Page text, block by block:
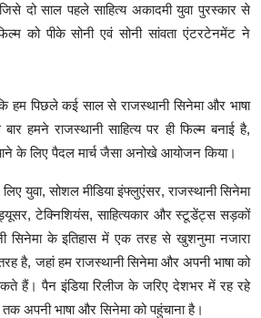
दो साल पहले साहित्य अकादमी युवा पुरस्कार से
को पीके सोनी एवं सोनी सांवता एंटरटेनमेंट ने
हम पिछले कई साल से राजस्थानी सिनेमा और भाषा
हमने राजस्थानी साहित्य पर ही फिल्म बनाई है,
के लिए पैदल मार्च जैसा अनोखे आयोजन किया।
युवा, सोशल मीडिया इंफ्लुएंसर, राजस्थानी सिनेमा
टेक्निशियंस, साहित्यकार और स्टूडेंट्स सड़कों
सिनेमा के इतिहास में एक तरह से खुशनुमा नजारा
है, जहां हम राजस्थानी सिनेमा और अपनी भाषा को
हैं। पैन इंडिया रिलीज के जरिए देशभर में रह रहे
तक अपनी भाषा और सिनेमा को पहुंचाना है।